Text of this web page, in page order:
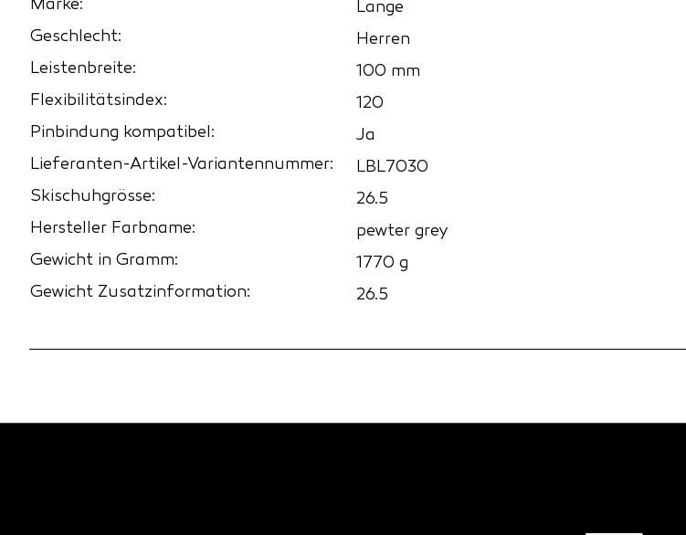
Marke:
Lange
Geschlecht:
Herren
Leistenbreite:
100 mm
Flexibilitätsindex:
120
Pinbindung kompatibel:
Ja
Lieferanten-Artikel-Variantennummer:
LBL7030
Skischuhgrösse:
26.5
Hersteller Farbname:
pewter grey
Gewicht in Gramm:
1770 g
Gewicht Zusatzinformation:
26.5